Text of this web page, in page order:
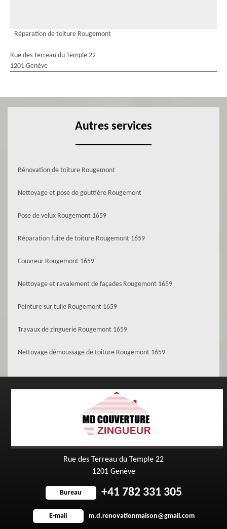
Réparation de toiture Rougemont
Rue des Terreau du Temple 22
1201 Genève
Autres services
Rénovation de toiture Rougemont
Nettoyage et pose de gouttière Rougemont
Pose de velux Rougemont 1659
Réparation fuite de toiture Rougemont 1659
Couvreur Rougemont 1659
Nettoyage et ravalement de façades Rougemont 1659
Peinture sur tuile Rougemont 1659
Travaux de zinguerie Rougemont 1659
Nettoyage démoussage de toiture Rougemont 1659
Rue des Terreau du Temple 22
1201 Genève
Bureau +41 782 331 305
E-mail m.d.renovationmaison@gmail.com